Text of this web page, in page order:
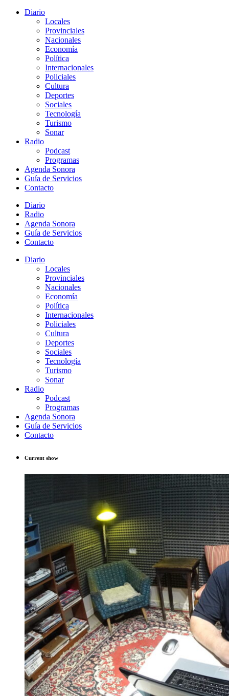
Diario
Locales
Provinciales
Nacionales
Economía
Política
Internacionales
Policiales
Cultura
Deportes
Sociales
Tecnología
Turismo
Sonar
Radio
Podcast
Programas
Agenda Sonora
Guía de Servicios
Contacto
Diario
Radio
Agenda Sonora
Guía de Servicios
Contacto
Diario
Locales
Provinciales
Nacionales
Economía
Política
Internacionales
Policiales
Cultura
Deportes
Sociales
Tecnología
Turismo
Sonar
Radio
Podcast
Programas
Agenda Sonora
Guía de Servicios
Contacto
Current show